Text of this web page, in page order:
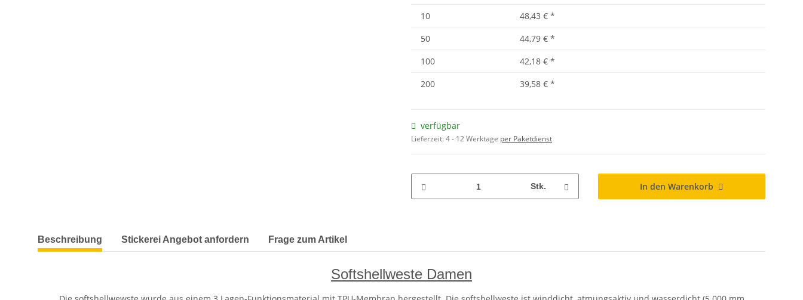
10
48,43 € *
50
44,79 € *
100
42,18 € *
200
39,58 € *
verfügbar
Lieferzeit:4 - 12 Werktage per Paketdienst
Stk. In den Warenkorb
weitere Registerkarten anzeigen
Beschreibung Stickerei Angebot anfordern Frage zum Artikel
Softshellweste Damen